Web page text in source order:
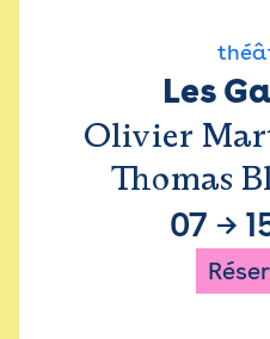
Les
Olivier
Thomas
07 →